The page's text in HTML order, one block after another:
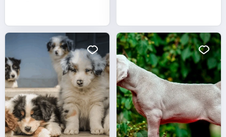
26
pelo duro , perros muy
adptados tanto como
para hogar como para
rastreo de jabalí ,